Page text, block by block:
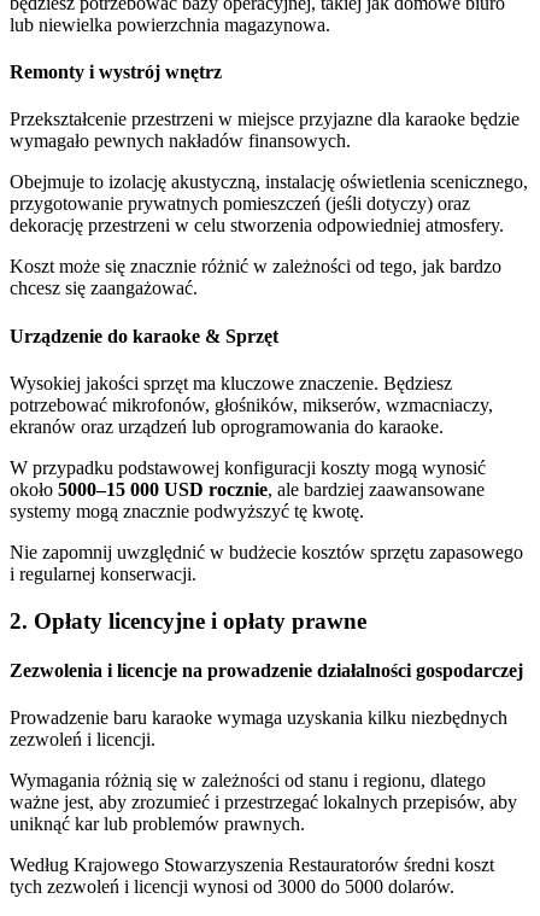
lub niewielka powierzchnia magazynowa.
Remonty i wystrój wnętrz
Przekształcenie przestrzeni w miejsce przyjazne dla karaoke będzie
wymagało pewnych nakładów finansowych.
Obejmuje to izolację akustyczną, instalację oświetlenia scenicznego,
przygotowanie prywatnych pomieszczeń (jeśli dotyczy) oraz
dekorację przestrzeni w celu stworzenia odpowiedniej atmosfery.
Koszt może się znacznie różnić w zależności od tego, jak bardzo
chcesz się zaangażować.
Urządzenie do karaoke & Sprzęt
Wysokiej jakości sprzęt ma kluczowe znaczenie. Będziesz
potrzebować mikrofonów, głośników, mikserów, wzmacniaczy,
ekranów oraz urządzeń lub oprogramowania do karaoke.
W przypadku podstawowej konfiguracji koszty mogą wynosić
około 5000–15 000 USD rocznie, ale bardziej zaawansowane
systemy mogą znacznie podwyższyć tę kwotę.
Nie zapomnij uwzględnić w budżecie kosztów sprzętu zapasowego
i regularnej konserwacji.
2. Opłaty licencyjne i opłaty prawne
Zezwolenia i licencje na prowadzenie działalności gospodarczej
Prowadzenie baru karaoke wymaga uzyskania kilku niezbędnych
zezwoleń i licencji.
Wymagania różnią się w zależności od stanu i regionu, dlatego
ważne jest, aby zrozumieć i przestrzegać lokalnych przepisów, aby
uniknąć kar lub problemów prawnych.
Według Krajowego Stowarzyszenia Restauratorów średni koszt
tych zezwoleń i licencji wynosi od 3000 do 5000 dolarów.